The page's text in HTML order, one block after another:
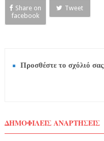
Share on
facebook
Tweet
Προσθέστε το σχόλιό σας
ΔΗΜΟΦΙΛΕΙΣ ΑΝΑΡΤΗΣΕΙΣ